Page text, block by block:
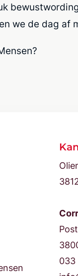
we de dag af
033